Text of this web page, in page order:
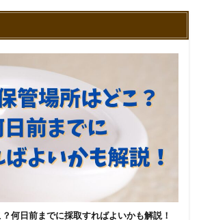
何日前までに採取すればよいかも解説！